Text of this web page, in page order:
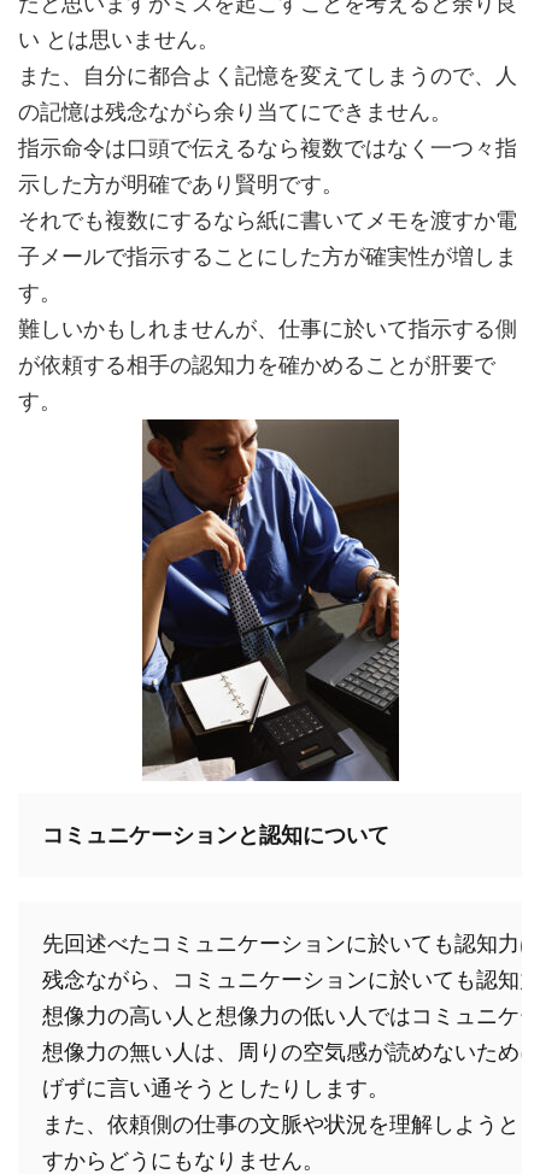
い とは思いません。
また、自分に都合よく記憶を変えてしまうので、人
の記憶は残念ながら余り当てにできません。
指示命令は口頭で伝えるなら複数ではなく一つ々指
示した方が明確であり賢明です。
それでも複数にするなら紙に書いてメモを渡すか電
子メールで指示することにした方が確実性が増しま
す。
難しいかもしれませんが、仕事に於いて指示する側
が依頼する相手の認知力を確かめることが肝要で
す。
先回述べたコミュニケーションに於いても認知力
残念ながら、コミュニケーションに於いても認知
想像力の高い人と想像力の低い人ではコミュニケ
想像力の無い人は、周りの空気感が読めないため
げずに言い通そうとしたりします。
また、依頼側の仕事の文脈や状況を理解しようと
すからどうにもなりません。